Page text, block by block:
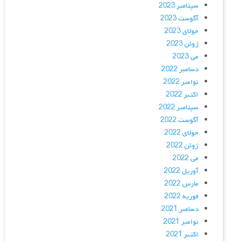
سپتامبر 2023
آگوست 2023
جولای 2023
ژوئن 2023
می 2023
دسامبر 2022
نوامبر 2022
اکتبر 2022
سپتامبر 2022
آگوست 2022
جولای 2022
ژوئن 2022
می 2022
آوریل 2022
مارس 2022
فوریه 2022
دسامبر 2021
نوامبر 2021
اکتبر 2021